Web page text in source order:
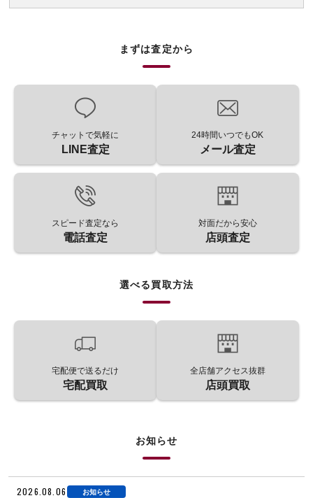
まずは査定から
チャットで気軽に
LINE査定
24時間いつでもOK
メール査定
スピード査定なら
電話査定
対面だから安心
店頭査定
選べる買取方法
宅配便で送るだけ
宅配買取
全店舗アクセス抜群
店頭買取
お知らせ
2026.08.06 お知らせ